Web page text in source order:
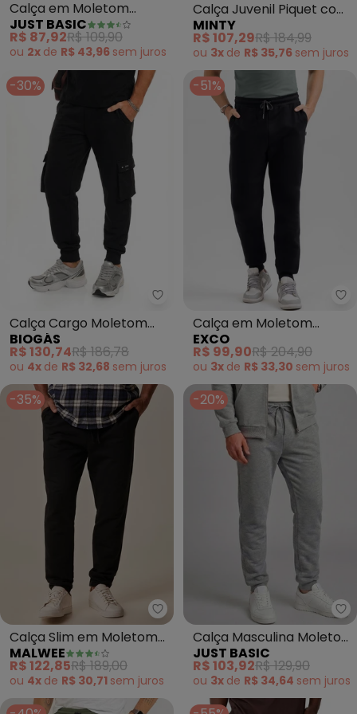
Calça em Moletom
Adulto (Azul)
JUST BASIC
R$ 87,92R$ 109,90
ou 2x de R$ 43,96 sem juros
Calça Juvenil Piquet com
Bolsos (Cinza)
MINTY
R$ 107,29R$ 184,99
ou 3x de R$ 35,76 sem juros
-30%
Biogás - Calça Cargo Moletom
Calça Cargo Moletom
Mesclado (Preto)
BIOGÁS
R$ 130,74R$ 186,78
ou 4x de R$ 32,68 sem juros
-51%
Calça em Moletom
(Preto)
EXCO
R$ 99,90R$ 204,90
ou 3x de R$ 33,30 sem juros
-35%
Malwee - Calça Slim em
Calça Slim em Moletom
Sarjado (Preto)
MALWEE
R$ 122,85R$ 189,00
ou 4x de R$ 30,71 sem juros
-20%
Calça Masculina Moletom
Felpado Cinza
JUST BASIC
R$ 103,92R$ 129,90
ou 3x de R$ 34,64 sem juros